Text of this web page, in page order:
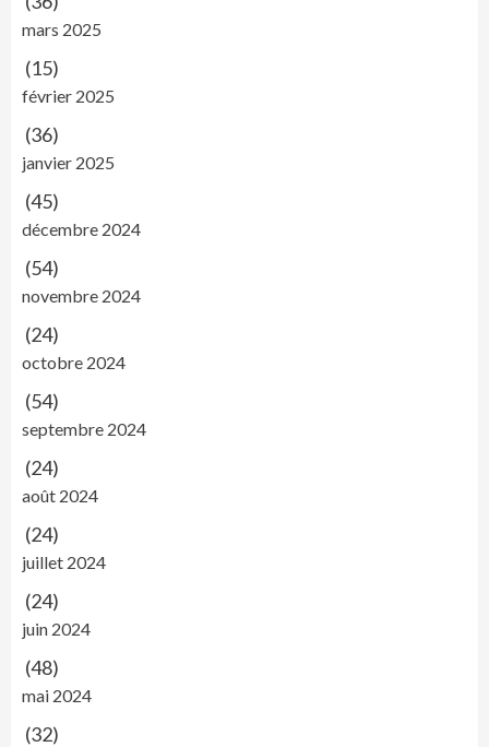
mars 2025
(15)
février 2025
(36)
janvier 2025
(45)
décembre 2024
(54)
novembre 2024
(24)
octobre 2024
(54)
septembre 2024
(24)
août 2024
(24)
juillet 2024
(24)
juin 2024
(48)
mai 2024
(32)